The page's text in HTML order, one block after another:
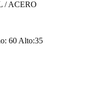
/ ACERO
60 Alto:35